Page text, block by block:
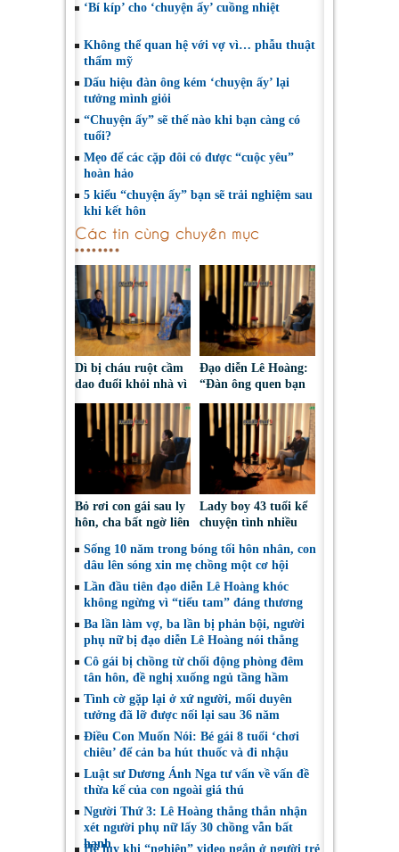
‘Bí kíp’ cho ‘chuyện ấy’ cuồng nhiệt
Không thể quan hệ với vợ vì… phẫu thuật
thẩm mỹ
Dấu hiệu đàn ông kém ‘chuyện ấy’ lại
tưởng mình giỏi
“Chuyện ấy” sẽ thế nào khi bạn càng có
tuổi?
Mẹo để các cặp đôi có được “cuộc yêu”
hoàn hảo
5 kiểu “chuyện ấy” bạn sẽ trải nghiệm sau
khi kết hôn
Các tin cùng chuyên mục
Dì bị cháu ruột cầm
dao đuổi khỏi nhà vì
tranh chấp đất
hương hỏa
Đạo diễn Lê Hoàng:
“Đàn ông quen bạn
vì tiền mà bạn vẫn
cưới thì hỏng bét
rồi”
Bỏ rơi con gái sau ly
hôn, cha bất ngờ liên
tụng cấp dưỡng
Lady boy 43 tuổi kể
chuyện tình nhiều
từng mất niềm tin
vào tình yêu
Sống 10 năm trong bóng tối hôn nhân, con
dâu lên sóng xin mẹ chồng một cơ hội
Lần đầu tiên đạo diễn Lê Hoàng khóc
không ngừng vì “tiểu tam” đáng thương
Ba lần làm vợ, ba lần bị phản bội, người
phụ nữ bị đạo diễn Lê Hoàng nói thẳng
Cô gái bị chồng từ chối động phòng đêm
tân hôn, đề nghị xuống ngủ tầng hầm
Tình cờ gặp lại ở xứ người, mối duyên
tưởng đã lỡ được nối lại sau 36 năm
Điều Con Muốn Nói: Bé gái 8 tuổi ‘chơi
chiêu’ để cản ba hút thuốc và đi nhậu
Luật sư Dương Ánh Nga tư vấn về vấn đề
thừa kế của con ngoài giá thú
Người Thứ 3: Lê Hoàng thẳng thắn nhận
xét người phụ nữ lấy 30 chồng vẫn bất
hạnh
Hệ lụy khi “nghiện” video ngắn ở người trẻ